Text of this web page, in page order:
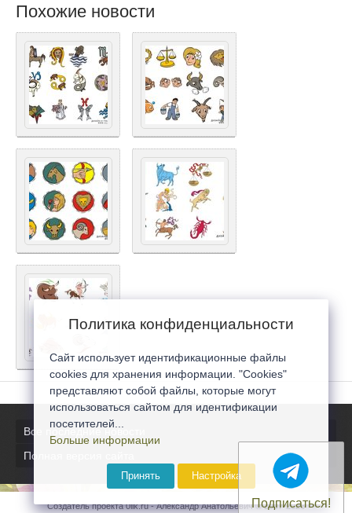
Похожие новости
Все последние новости
Полная версия сайта
Создатель проекта 0lik.ru - Александр Анатольевич © 2007-2026
Подписаться!
Политика конфиденциальности
Сайт использует идентификационные файлы
cookies для хранения информации. "Cookies"
представляют собой файлы, которые могут
использоваться сайтом для идентификации
посетителей...
Больше информации
Принять Настройка